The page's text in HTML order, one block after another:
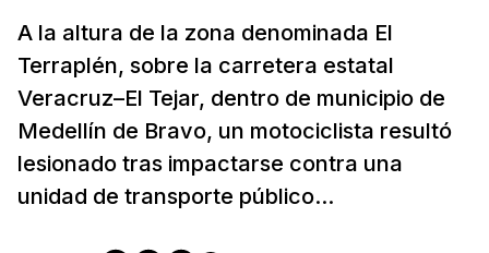
A la altura de la zona denominada El
Terraplén, sobre la carretera estatal
Veracruz–El Tejar, dentro de municipio de
Medellín de Bravo, un motociclista resultó
lesionado tras impactarse contra una
unidad de transporte público...